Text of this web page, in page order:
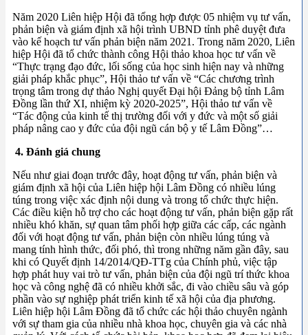
Năm 2020 Liên hiệp Hội đã tổng hợp được 05 nhiệm vụ tư vấn,
phản biện và giám định xã hội trình UBND tỉnh phê duyệt đưa
vào kế hoạch tư vấn phản biện năm 2021. Trong năm 2020, Liên
hiệp Hội đã tổ chức thành công Hội thảo khoa học tư vấn về
“Thực trạng đạo đức, lối sống của học sinh hiện nay và những
giải pháp khắc phục”, Hội thảo tư vấn về “Các chương trình
trọng tâm trong dự thảo Nghị quyết Đại hội Đảng bộ tỉnh Lâm
Đồng lần thứ XI, nhiệm kỳ 2020-2025”, Hội thảo tư vấn về
“Tác động của kinh tế thị trường đối với y đức và một số giải
pháp nâng cao y đức của đội ngũ cán bộ y tế Lâm Đồng”…
4. Đánh giá chung
Nếu như giai đoạn trước đây, hoạt động tư vấn, phản biện và
giám định xã hội của Liên hiệp hội Lâm Đồng có nhiều lúng
túng trong việc xác định nội dung và trong tổ chức thực hiện.
Các điều kiện hỗ trợ cho các hoạt động tư vấn, phản biện gặp rất
nhiều khó khăn, sự quan tâm phối hợp giữa các cấp, các ngành
đối với hoạt động tư vấn, phản biện còn nhiều lúng túng và
mang tính hình thức, đối phó, thì trong những năm gần đây, sau
khi có Quyết định 14/2014/QĐ-TTg của Chính phủ, việc tập
hợp phát huy vai trò tư vấn, phản biện của đội ngũ trí thức khoa
học và công nghệ đã có nhiều khởi sắc, đi vào chiều sâu và góp
phần vào sự nghiệp phát triển kinh tế xã hội của địa phương.
Liên hiệp hội Lâm Đồng đã tổ chức các hội thảo chuyên ngành
với sự tham gia của nhiều nhà khoa học, chuyên gia và các nhà